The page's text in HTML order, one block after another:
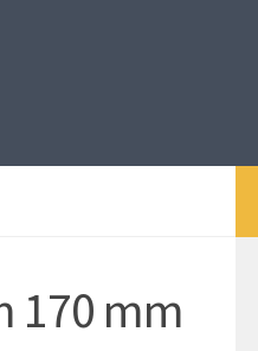
170 mm